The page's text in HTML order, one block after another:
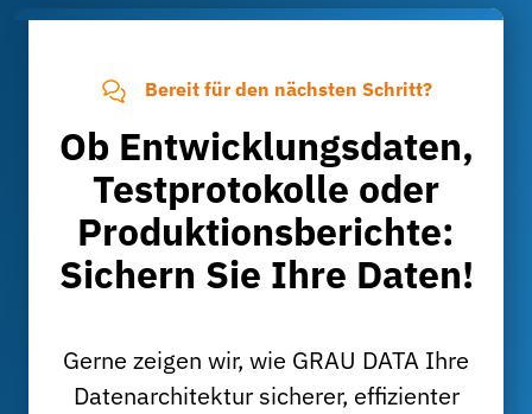
Bereit für den nächsten Schritt?
Ob Entwicklungsdaten,
Testprotokolle oder
Produktionsberichte:
Sichern Sie Ihre Daten!
Gerne zeigen wir, wie GRAU DATA Ihre
Datenarchitektur sicherer, effizienter